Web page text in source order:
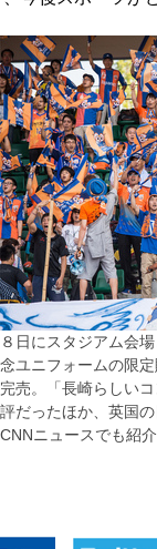
８日にスタジアム会
念ユニフォームの限
完売。「長崎らしい
評だったほか、英国
CNNニュースでも紹介